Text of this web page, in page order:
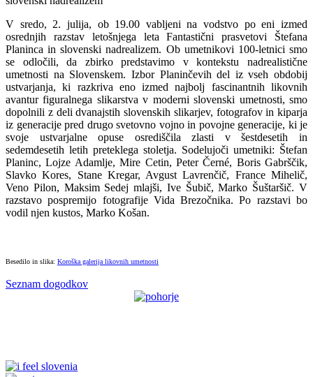
V sredo, 2. julija, ob 19.00 vabljeni na vodstvo po eni izmed
osrednjih razstav letošnjega leta Fantastični prasvetovi Štefana
Planinca in slovenski nadrealizem. Ob umetnikovi 100-letnici smo
se odločili, da zbirko predstavimo v kontekstu nadrealistične
umetnosti na Slovenskem. Izbor Planinčevih del iz vseh obdobij
ustvarjanja, ki razkriva eno izmed najbolj fascinantnih likovnih
avantur figuralnega slikarstva v moderni slovenski umetnosti, smo
dopolnili z deli dvanajstih slovenskih slikarjev, fotografov in kiparja
iz generacije pred drugo svetovno vojno in povojne generacije, ki je
svoje ustvarjalne opuse osrediščila zlasti v šestdesetih in
sedemdesetih letih preteklega stoletja. Sodelujoči umetniki: Štefan
Planinc, Lojze Adamlje, Mire Cetin, Peter Černé, Boris Gabrščik,
Slavko Kores, Stane Kregar, Avgust Lavrenčič, France Mihelič,
Veno Pilon, Maksim Sedej mlajši, Ive Šubič, Marko Šuštaršič. V
razstavo pospremijo fotografije Vida Brezočnika. Po razstavi bo
vodil njen kustos, Marko Košan.
Besedilo in slika: Koroška galerija likovnih umetnosti
Seznam dogodkov